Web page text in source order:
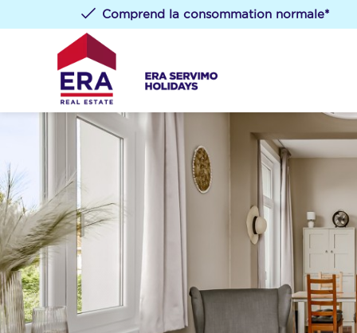
Comprend la consommation normale*